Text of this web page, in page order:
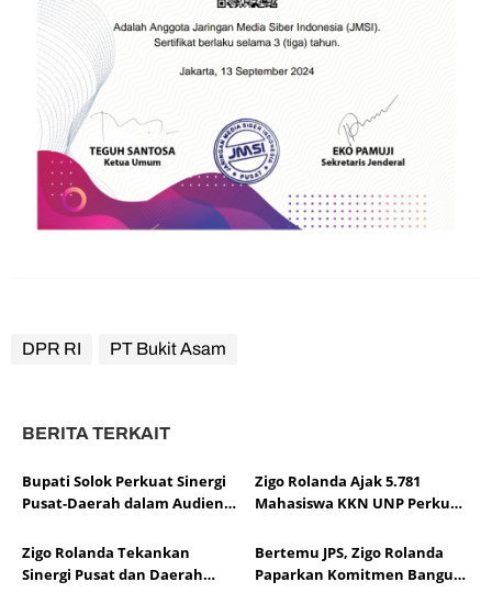
DPR RI PT Bukit Asam
BERITA TERKAIT
Bupati Solok Perkuat Sinergi
Pusat-Daerah dalam Audiensi
DPR RI
Zigo Rolanda Ajak 5.781
Mahasiswa KKN UNP Perkuat
Pangan, dan Mitigasi Bencana
Sumbar
Zigo Rolanda Tekankan
Sinergi Pusat dan Daerah
Bertemu JPS, Zigo Rolanda
Paparkan Komitmen Bangun